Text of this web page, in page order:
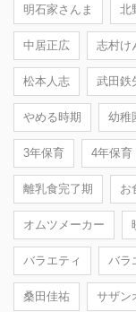
明石家さんま 北
中居正広 志村け
松本人志 武田鉄
やめる時期 幼稚
3年保育 4年保育
離乳食完了期 お
オムツメーカー
バラエティ バラ
桑田佳祐 サザン